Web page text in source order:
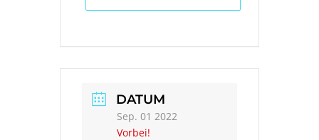
DATUM
Sep. 01 2022
Vorbei!